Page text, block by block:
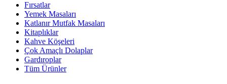
Fırsatlar
Yemek Masaları
Katlanır Mutfak Masaları
Kitaplıklar
Kahve Köşeleri
Çok Amaçlı Dolaplar
Gardıroplar
Tüm Ürünler